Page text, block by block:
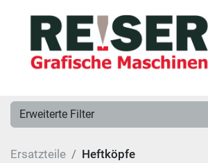
Erweiterte Filter
Hersteller
Ersatzteile Heftköpfe